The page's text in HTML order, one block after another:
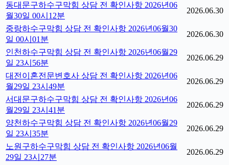
동대문구하수구막힘 상담 전 확인사항 2026년06
월30일 00시12분
2026.06.30
중랑하수구막힘 상담 전 확인사항 2026년06월30
일 00시01분
2026.06.30
인천하수구막힘 상담 전 확인사항 2026년06월29
일 23시56분
2026.06.29
대전이혼전문변호사 상담 전 확인사항 2026년06
월29일 23시49분
2026.06.29
서대문구하수구막힘 상담 전 확인사항 2026년06
월29일 23시41분
2026.06.29
양천하수구막힘 상담 전 확인사항 2026년06월29
일 23시35분
2026.06.29
노원구하수구막힘 상담 전 확인사항 2026년06월
29일 23시27분
2026.06.29